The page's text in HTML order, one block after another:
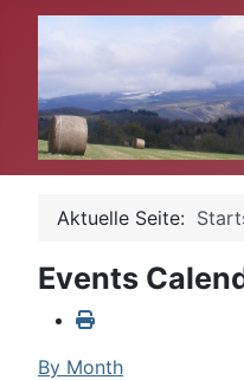
Aktuelle Seite:
Events
By Month